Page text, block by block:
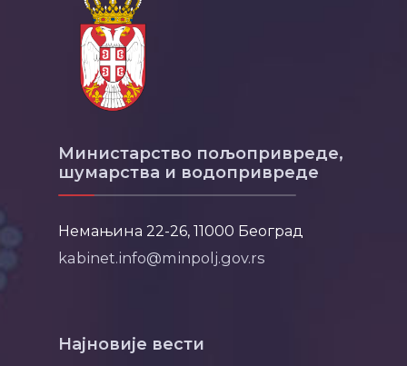
Министарство пољопривреде,
шумарства и водопривреде
Немањина 22-26, 11000 Београд
kabinet.info@minpolj.gov.rs
Најновије вести